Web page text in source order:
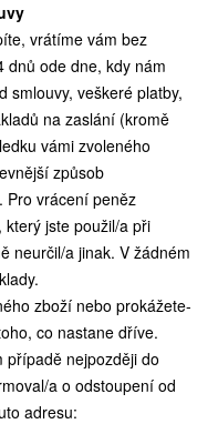
vrátíme vám bez
dnů ode dne, kdy nám
smlouvy, veškeré platby,
na zaslání (kromě
vámi zvoleného
způsob
Pro vrácení peněz
jste použil/a při
neurčil/a jinak. V žádném
zboží nebo prokážete-
co nastane dříve.
nejpozději do
a o odstoupení od
adresu: